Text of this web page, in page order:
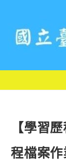
【學習
程檔案